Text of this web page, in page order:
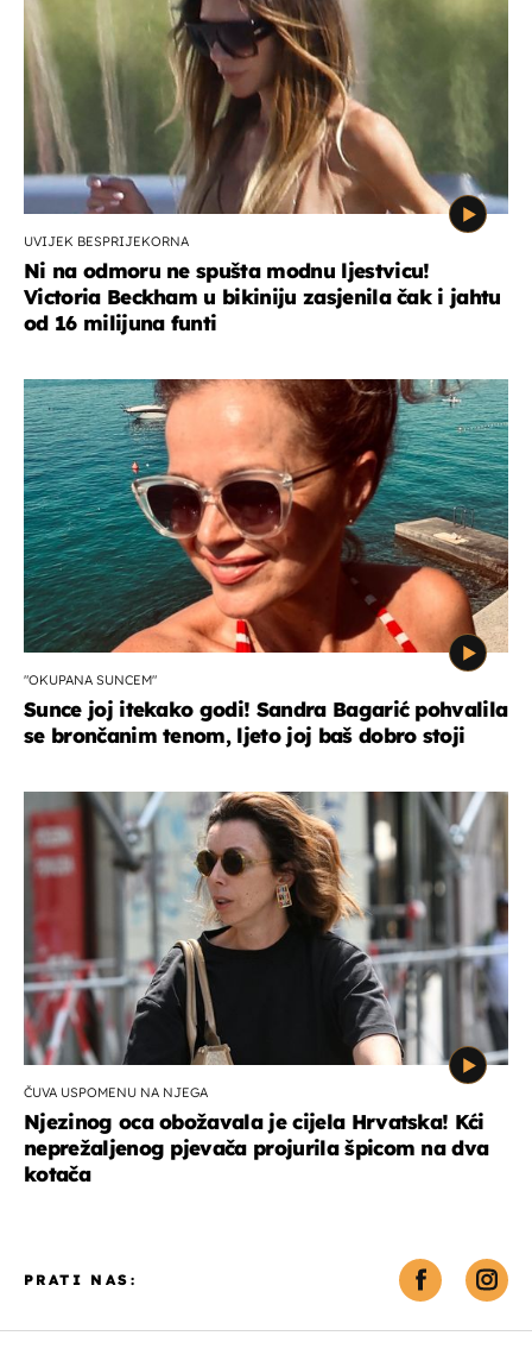
UVIJEK BESPRIJEKORNA
Ni na odmoru ne spušta modnu ljestvicu!
Victoria Beckham u bikiniju zasjenila čak i jahtu
od 16 milijuna funti
"OKUPANA SUNCEM"
Sunce joj itekako godi! Sandra Bagarić pohvalila
se brončanim tenom, ljeto joj baš dobro stoji
ČUVA USPOMENU NA NJEGA
Njezinog oca obožavala je cijela Hrvatska! Kći
neprežaljenog pjevača projurila špicom na dva
kotača
PRATI NAS: